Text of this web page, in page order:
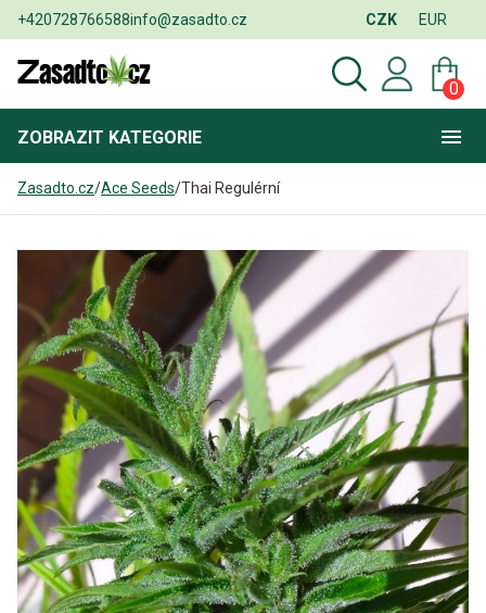
+420728766588info@zasadto.cz CZK EUR
0
ZOBRAZIT KATEGORIE
Zasadto.cz/Ace Seeds/Thai Regulérní